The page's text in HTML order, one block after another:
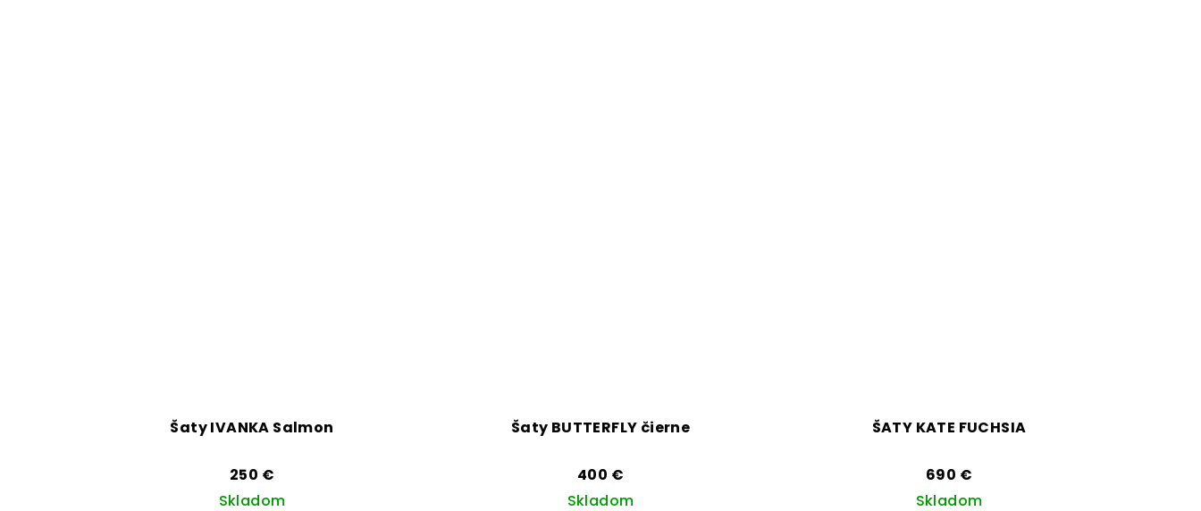
Šaty IVANKA Salmon
250 €
Skladom
Šaty BUTTERFLY čierne
400 €
Skladom
ŠATY KATE FUCHSIA
690 €
Skladom